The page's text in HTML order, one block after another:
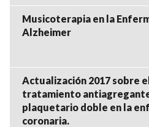
Musicoterapia en la
Alzheimer
Actualización 2017 sobre
tratamiento
plaquetario doble en la
coronaria.